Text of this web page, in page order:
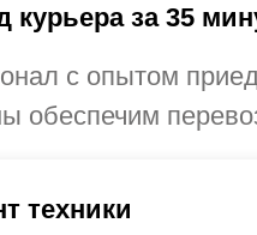
курьера за 35
с опытом
обеспечим
техники